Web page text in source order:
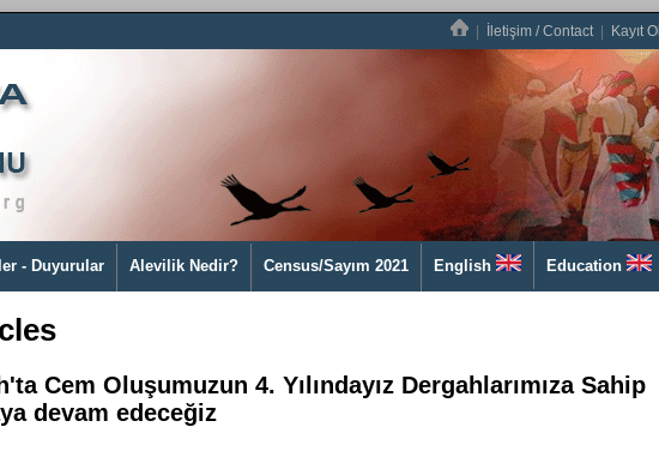
İletişim / Contact| Kayıt Ol
- Duyurular Alevilik Nedir? Census/Sayım 2021 English Education
Cem Oluşumuzun 4. Yılındayız Dergahlarımıza Sahip
devam edeceğiz